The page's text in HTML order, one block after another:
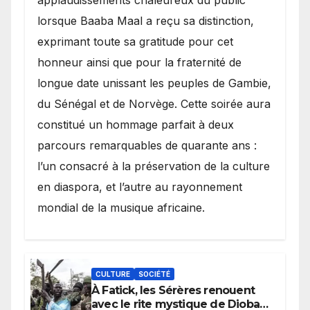
lorsque Baaba Maal a reçu sa distinction,
exprimant toute sa gratitude pour cet
honneur ainsi que pour la fraternité de
longue date unissant les peuples de Gambie,
du Sénégal et de Norvège. Cette soirée aura
constitué un hommage parfait à deux
parcours remarquables de quarante ans :
l’un consacré à la préservation de la culture
en diaspora, et l’autre au rayonnement
mondial de la musique africaine.
CULTURE SOCIÉTÉ
À Fatick, les Sérères renouent
avec le rite mystique de Diobaye